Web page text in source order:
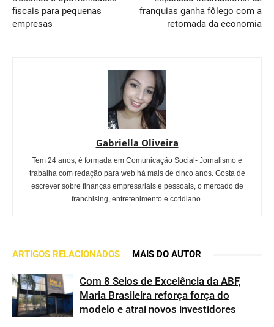
fiscais para pequenas
empresas
franquias ganha fôlego com a
retomada da economia
Gabriella Oliveira
Tem 24 anos, é formada em Comunicação Social- Jornalismo e
trabalha com redação para web há mais de cinco anos. Gosta de
escrever sobre finanças empresariais e pessoais, o mercado de
franchising, entretenimento e cotidiano.
ARTIGOS RELACIONADOS MAIS DO AUTOR
Com 8 Selos de Excelência da ABF,
Maria Brasileira reforça força do
modelo e atrai novos investidores